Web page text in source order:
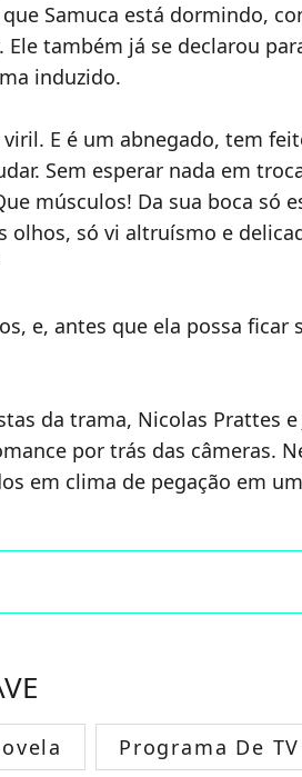
Samuca está dormindo,
Ele também já se declarou
induzido.
E é um abnegado, tem
Sem esperar nada em
músculos! Da sua boca só
olhos, só vi altruísmo e
e, antes que ela possa ficar
da trama, Nicolas Prattes e
por trás das câmeras.
em clima de pegação em
Programa De TV